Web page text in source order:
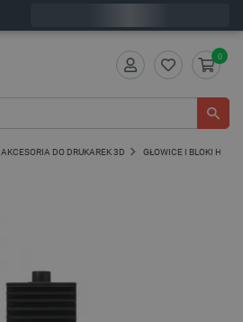
0
AKCESORIA DO DRUKAREK 3D GŁOWICE I BLOKI